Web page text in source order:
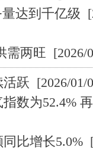
达到千亿级
需两旺 [2026/
活跃 [2026/01/
数为52.4%
比增长5.0%